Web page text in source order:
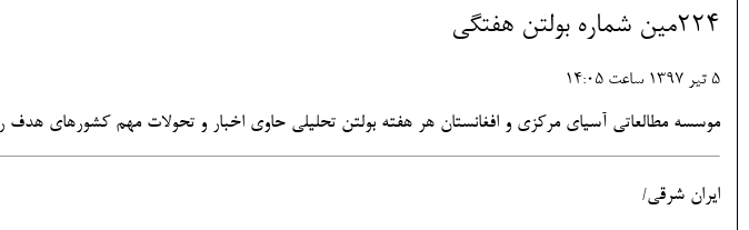
224مین شماره بولتن هفتگی
5 تير 1397 ساعت 14:05
موسسه مطالعاتی آسیای مرکزی و افغانستان هر هفته بولتن تحلیلی حاوی اخبار و تحولات مهم کشورهای هدف
ایران شرقی/